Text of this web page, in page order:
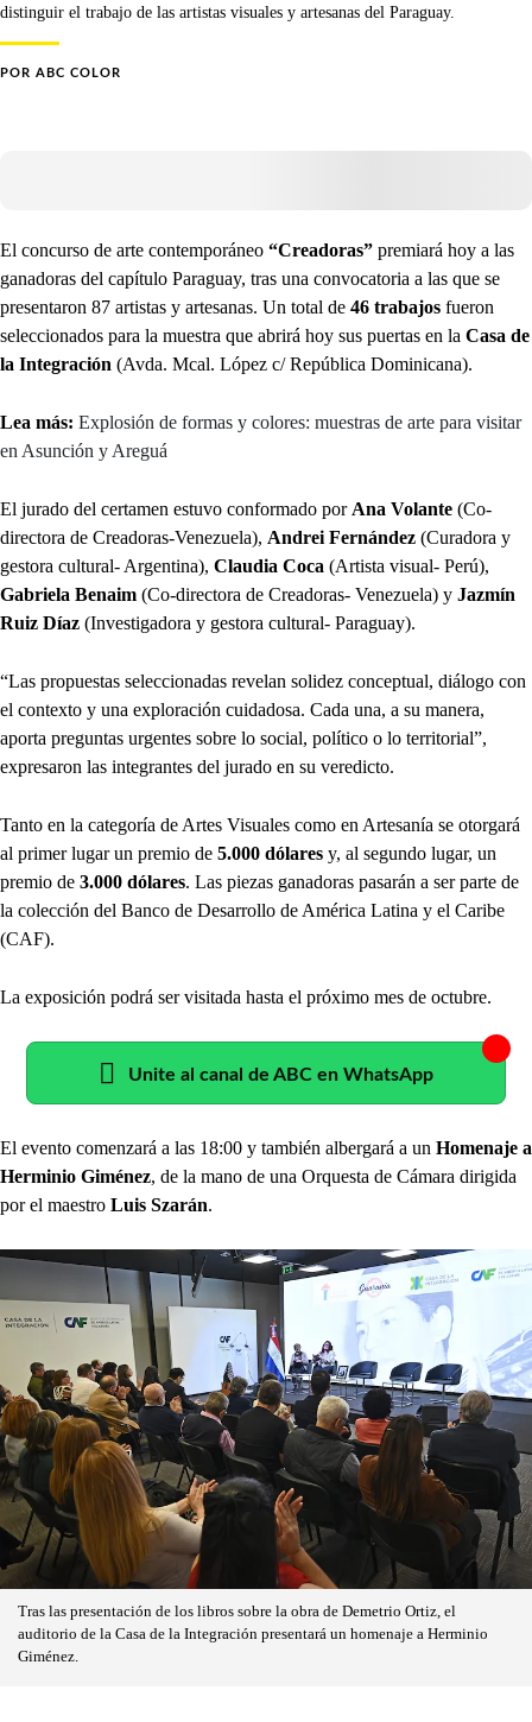
distinguir el trabajo de las artistas visuales y artesanas del Paraguay.
POR ABC COLOR
El concurso de arte contemporáneo “Creadoras” premiará hoy a las
ganadoras del capítulo Paraguay, tras una convocatoria a las que se
presentaron 87 artistas y artesanas. Un total de 46 trabajos fueron
seleccionados para la muestra que abrirá hoy sus puertas en la Casa de
la Integración (Avda. Mcal. López c/ República Dominicana).
Lea más: Explosión de formas y colores: muestras de arte para visitar
en Asunción y Areguá
El jurado del certamen estuvo conformado por Ana Volante (Co-
directora de Creadoras-Venezuela), Andrei Fernández (Curadora y
gestora cultural- Argentina), Claudia Coca (Artista visual- Perú),
Gabriela Benaim (Co-directora de Creadoras- Venezuela) y Jazmín
Ruiz Díaz (Investigadora y gestora cultural- Paraguay).
“Las propuestas seleccionadas revelan solidez conceptual, diálogo con
el contexto y una exploración cuidadosa. Cada una, a su manera,
aporta preguntas urgentes sobre lo social, político o lo territorial”,
expresaron las integrantes del jurado en su veredicto.
Tanto en la categoría de Artes Visuales como en Artesanía se otorgará
al primer lugar un premio de 5.000 dólares y, al segundo lugar, un
premio de 3.000 dólares. Las piezas ganadoras pasarán a ser parte de
la colección del Banco de Desarrollo de América Latina y el Caribe
(CAF).
La exposición podrá ser visitada hasta el próximo mes de octubre.
Unite al canal de ABC en WhatsApp
El evento comenzará a las 18:00 y también albergará a un Homenaje a
Herminio Giménez, de la mano de una Orquesta de Cámara dirigida
por el maestro Luis Szarán.
Tras las presentación de los libros sobre la obra de Demetrio Ortiz, el
auditorio de la Casa de la Integración presentará un homenaje a Herminio
Giménez.